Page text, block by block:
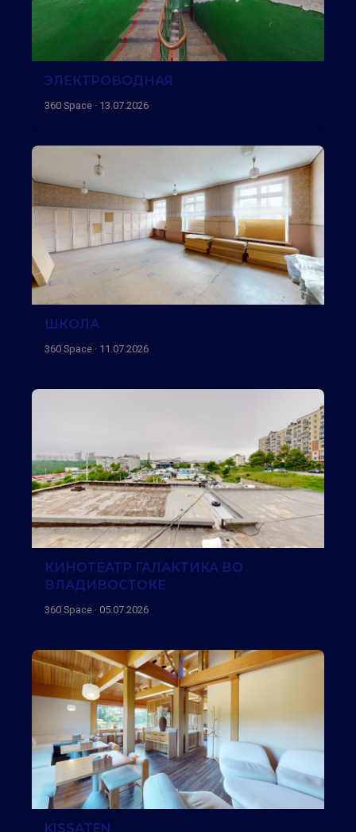
ЭЛЕКТРОВОДНАЯ
360 Space · 13.07.2026
ШКОЛА
360 Space · 11.07.2026
КИНОТЕАТР ГАЛАКТИКА ВО
ВЛАДИВОСТОКЕ
360 Space · 05.07.2026
KISSATEN